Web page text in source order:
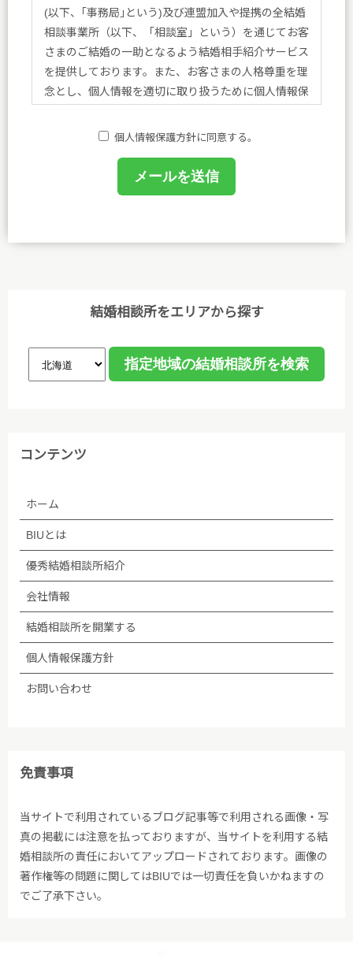
(以下、｢事務局｣という)及び連盟加入や提携の全結婚
相談事業所（以下、「相談室」という）を通じてお客
さまのご結婚の一助となるよう結婚相手紹介サービス
を提供しております。また、お客さまの人格尊重を理
念とし、個人情報を適切に取り扱うために個人情報保
する法令その他規範を遵守し、皆さまに安心と喜びを
(1)個人情報保護に関する規程を策定し、事務局及び
利用目的を明確にし、目的外利用を行わないための措
ます。
(4)ご本人から取得した個人情報について、データ入
扱いを委託する場合、個人情報の取り扱いに関する守
ムページ等で告知します。
(5)法令等に基づく場合を除き、ご本人の同意なく第
三者への提供は行いません。
(6)個人情報保護の状況を定期的に確認、見直しを行
い、継続的に改善します。
2005年04月01日制定
2009年06月01日改訂
個人情報保護方針に同意する。
結婚相談所をエリアから探す
コンテンツ
ホーム
BIUとは
優秀結婚相談所紹介
会社情報
結婚相談所を開業する
個人情報保護方針
お問い合わせ
免責事項
当サイトで利用されているブログ記事等で利用される画像・写
真の掲載には注意を払っておりますが、当サイトを利用する結
婚相談所の責任においてアップロードされております。画像の
著作権等の問題に関してはBIUでは一切責任を負いかねますの
でご了承下さい。